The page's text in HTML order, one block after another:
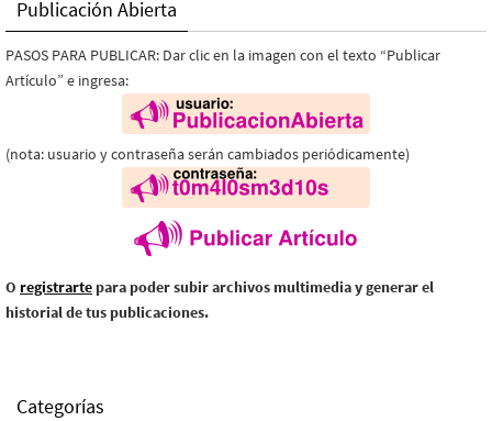
Publicación Abierta
PASOS PARA PUBLICAR: Dar clic en la imagen con el texto “Publicar
Artículo” e ingresa:
(nota: usuario y contraseña serán cambiados periódicamente)
O registrarte para poder subir archivos multimedia y generar el
historial de tus publicaciones.
Categorías